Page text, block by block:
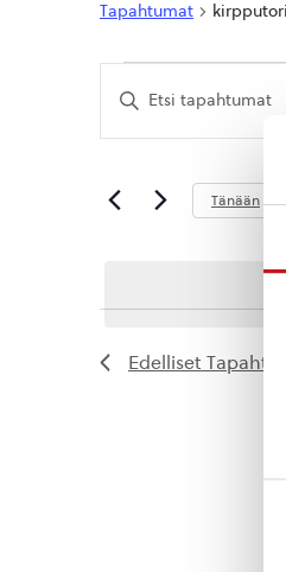
Tapahtumat kirpputori
Tapahtumat
Tapahtumat
Etsi
Näkymät
Syötä
hakusana.
Etsi
hakusanalla.
Tänään
Edelliset